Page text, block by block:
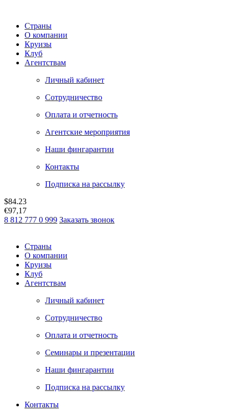
Страны
О компании
Круизы
Клуб
Агентствам
Личный кабинет
Сотрудничество
Оплата и отчетность
Агентские мероприятия
Наши фингарантии
Контакты
Подписка на рассылку
$84.23
€97,17
8 812 777 0 999 Заказать звонок
Страны
О компании
Круизы
Клуб
Агентствам
Личный кабинет
Сотрудничество
Оплата и отчетность
Семинары и презентации
Наши фингарантии
Подписка на рассылку
Контакты